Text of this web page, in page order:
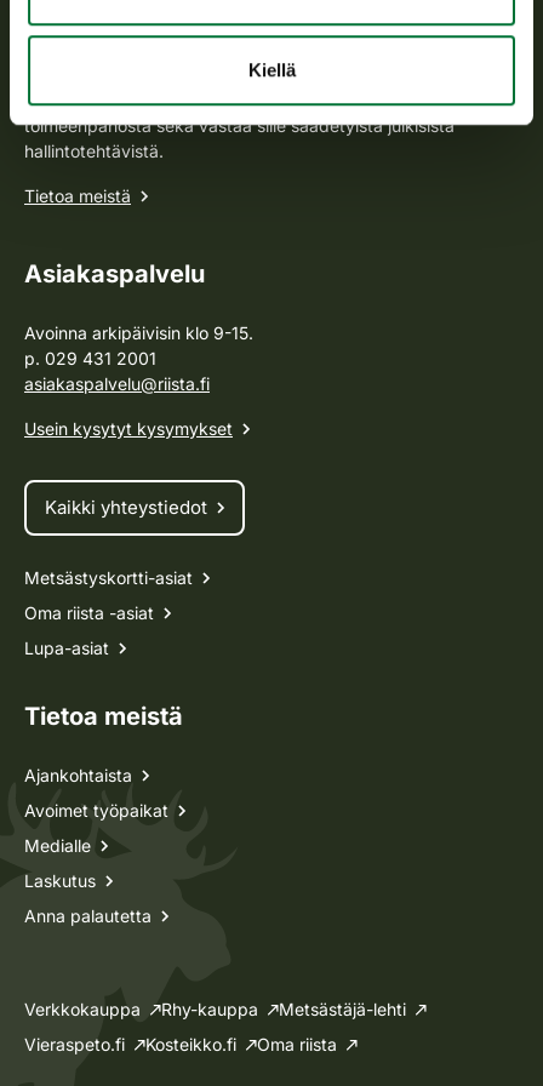
Kiellä
Suomen riistakeskus
Suomen riistakeskus edistää kestävää riistataloutta, tukee
riistanhoitoyhdistysten toimintaa ja huolehtii riistapolitiikan
toimeenpanosta sekä vastaa sille säädetyistä julkisista
hallintotehtävistä.
Tietoa meistä
Asiakaspalvelu
Avoinna arkipäivisin klo 9-15.
p. 029 431 2001
asiakaspalvelu@riista.fi
Usein kysytyt kysymykset
Kaikki yhteystiedot
Metsästyskortti-asiat
Oma riista -asiat
Lupa-asiat
Tietoa meistä
Ajankohtaista
Avoimet työpaikat
Medialle
Laskutus
Anna palautetta
Verkkokauppa Rhy-kauppa
Metsästäjä-lehti
Vieraspeto.fi
Kosteikko.fi Oma riista